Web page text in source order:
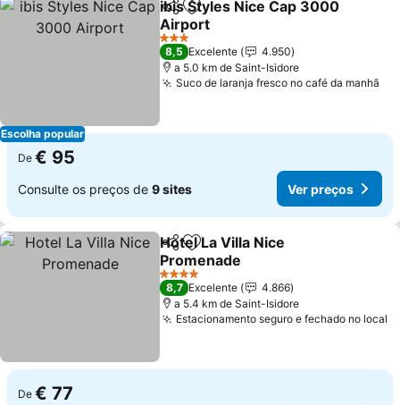
Escolha popular
PartilharAdicionar aos favoritos
ibis Styles Nice Cap 3000
Airport
Ver preços
3 Estrelas
8,5 Excelente
4.950
a 5.0 km de Saint-Isidore
Suco de laranja fresco no café da manhã
De € 95
Consulte os preços de 9 sites Ver preços
PartilharAdicionar aos favoritos
Hotel La Villa Nice
Promenade
Ver preços
4 Estrelas
8,7 Excelente
4.866
a 5.4 km de Saint-Isidore
Estacionamento seguro e fechado no local
De € 77